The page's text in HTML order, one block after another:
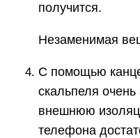
получится.
Незаменимая
С помощью
скальпеля очень
внешнюю
телефона